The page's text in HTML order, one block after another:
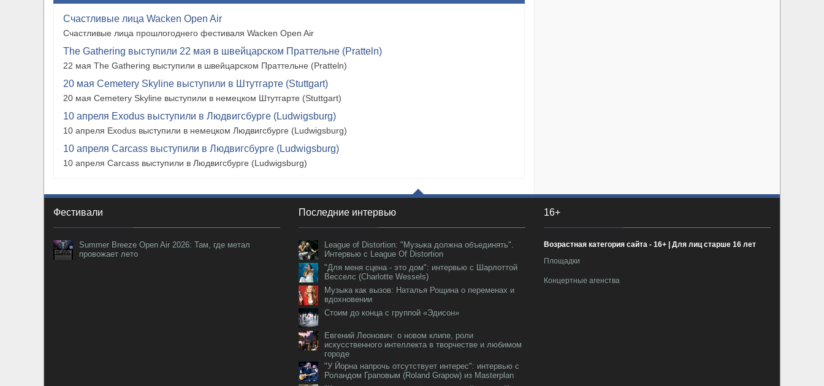
Счастливые лица Wacken Open Air
Счастливые лица прошлогоднего фестиваля Wacken Open Air
The Gathering выступили 22 мая в швейцарском Праттельне (Pratteln)
22 мая The Gathering выступили в швейцарском Праттельне (Pratteln)
20 мая Cemetery Skyline выступили в Штутгарте (Stuttgart)
20 мая Cemetery Skyline выступили в немецком Штутгарте (Stuttgart)
10 апреля Exodus выступили в Людвигсбурге (Ludwigsburg)
10 апреля Exodus выступили в немецком Людвигсбурге (Ludwigsburg)
10 апреля Carcass выступили в Людвигсбурге (Ludwigsburg)
10 апреля Carcass выступили в Людвигсбурге (Ludwigsburg)
Фестивали
Summer Breeze Open Air 2026: Там, где метал
провожает лето
Последние интервью
League of Distortion: "Музыка должна объединять".
Интервью с League Of Distortion
"Для меня сцена - это дом": интервью с Шарлоттой
Весселс (Charlotte Wessels)
Музыка как вызов: Наталья Рощина о переменах и
вдохновении
Стоим до конца с группой «Эдисон»
Евгений Леонович: о новом клипе, роли
искусственного интеллекта в творчестве и любимом
городе
"У Йорна напрочь отсутствует интерес": интервью с
Роландом Граповым (Roland Grapow) из Masterplan
16+
Возрастная категория сайта - 16+ | Для лиц старше 16 лет
Площадки
Концертные агенства